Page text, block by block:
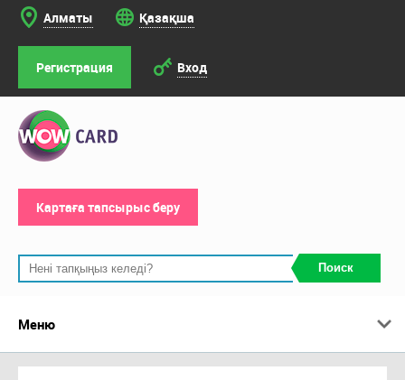
Алматы Қазақша
Регистрация Вход
Картаға тапсырыс беру
Поиск
Меню